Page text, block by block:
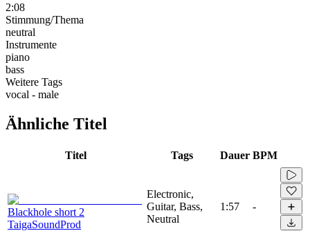
2:08
Stimmung/Thema
neutral
Instrumente
piano
bass
Weitere Tags
vocal - male
Ähnliche Titel
Titel Tags Dauer BPM
Blackhole short 2
TaigaSoundProd
Electronic,
Guitar, Bass,
Neutral
1:57 -